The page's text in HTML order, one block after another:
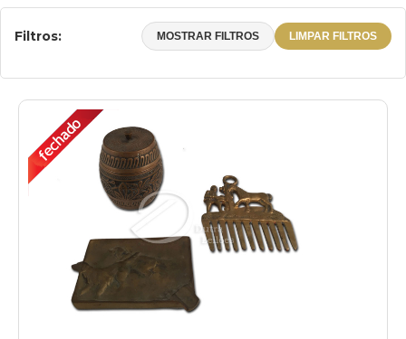
Filtros: MOSTRAR FILTROS LIMPAR FILTROS